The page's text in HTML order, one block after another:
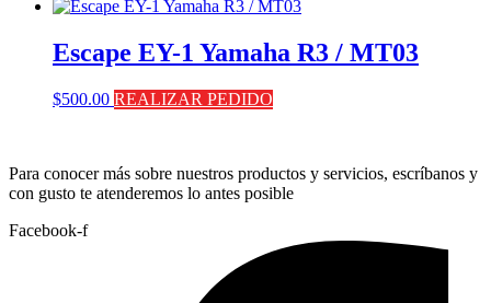
Escape EY-1 Yamaha R3 / MT03
$500.00 REALIZAR PEDIDO
Para conocer más sobre nuestros productos y servicios, escríbanos y
con gusto te atenderemos lo antes posible
Facebook-f